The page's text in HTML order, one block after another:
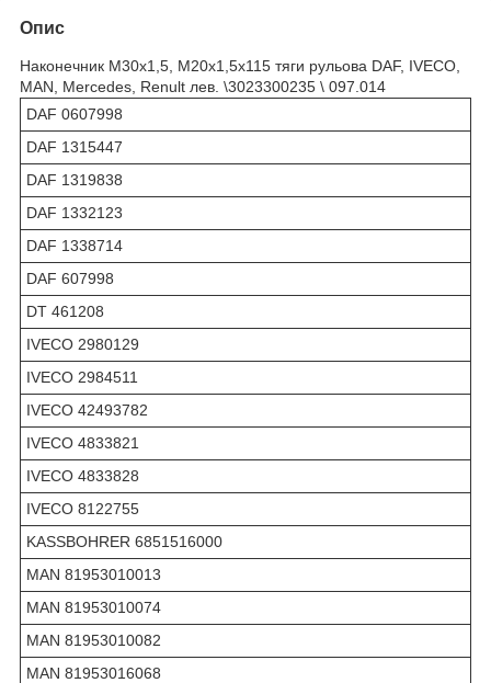
Опис
Наконечник М30х1,5, М20х1,5x115 тяги рульова DAF, IVECO,
MAN, Mercedes, Renult лев. \3023300235 \ 097.014
DAF 0607998
DAF 1315447
DAF 1319838
DAF 1332123
DAF 1338714
DAF 607998
DT 461208
IVECO 2980129
IVECO 2984511
IVECO 42493782
IVECO 4833821
IVECO 4833828
IVECO 8122755
KASSBOHRER 6851516000
MAN 81953010013
MAN 81953010074
MAN 81953010082
MAN 81953016068